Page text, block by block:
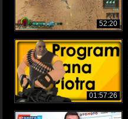
52:20
01:57:26